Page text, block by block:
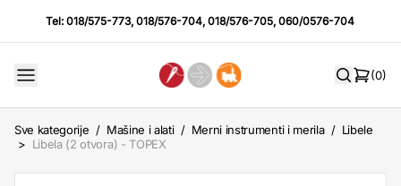
Tel:018/575-773,018/576-704,018/576-705,060/0576-704
(0)
Sve kategorije / Mašine i alati / Merni instrumenti i merila / Libele
> Libela (2 otvora) - TOPEX